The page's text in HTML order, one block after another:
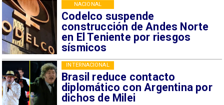
Codelco suspende
construcción de Andes Norte
en El Teniente por riesgos
sísmicos
NACIONAL
Brasil reduce contacto
diplomático con Argentina por
dichos de Milei
INTERNACIONAL